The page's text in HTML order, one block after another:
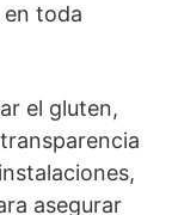
en toda
el gluten,
asegurar